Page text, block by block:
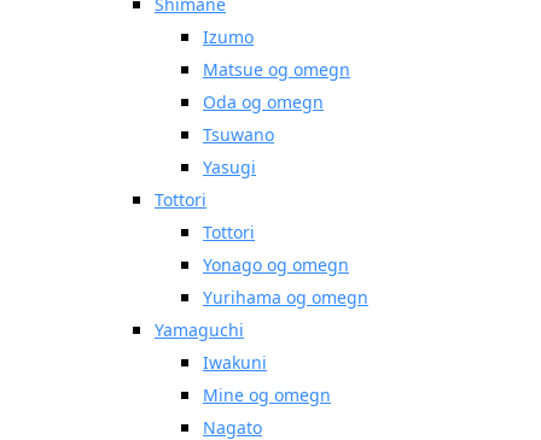
Izumo
Matsue og omegn
Oda og omegn
Tsuwano
Yasugi
Tottori
Tottori
Yonago og omegn
Yurihama og omegn
Yamaguchi
Iwakuni
Mine og omegn
Nagato